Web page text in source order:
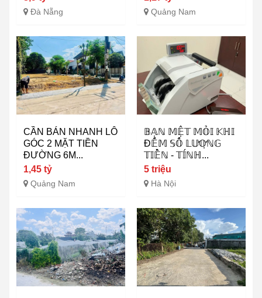
Đà Nẵng Quảng Nam
CẦN BÁN NHANH LÔ
GÓC 2 MẶT TIỀN
ĐƯỜNG 6M...
1,45 tỷ
Quảng Nam
𝔹𝔸̣ℕ 𝕄𝔼̣̂𝕋 𝕄𝕆̉𝕀 𝕂ℍ𝕀
Đ𝔼̂́𝕄 𝕊𝕆̂́ 𝕃𝕌̛𝕆̛̣ℕ𝔾
𝕋𝕀𝔼̂̀ℕ - 𝕋𝕀́ℕℍ...
5 triệu
Hà Nội